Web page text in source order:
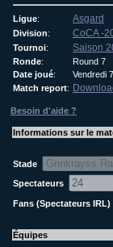
Ligue: Asgard
Division: CoCA -
Tournoi: Saison
Ronde:
Round 7
Date joué:
Vendredi
Match report:
Besoin d'aide ?
Informations sur le
Stade
Spectateurs
Fans (Spectateurs IRL)
Équipes